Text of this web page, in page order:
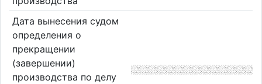
Дата вынесения судом
определения о
прекращении
(завершении)
производства по делу